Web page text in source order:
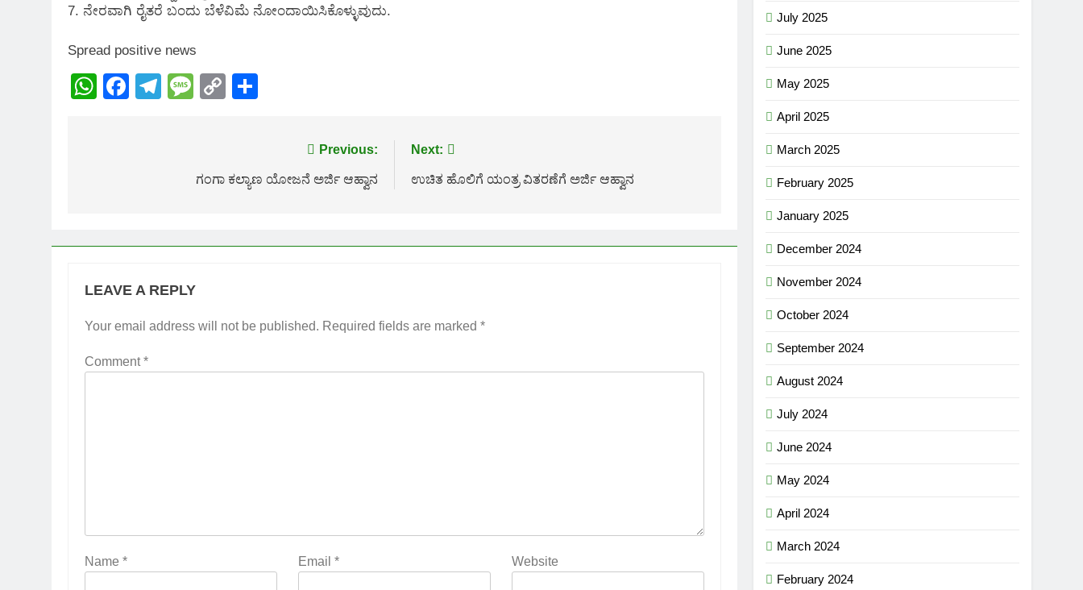
7. ನೇರವಾಗಿ ರೈತರೆ ಬಂದು ಬೆಳೆವಿಮೆ ನೋಂದಾಯಿಸಿಕೊಳ್ಳುವುದು.
Spread positive news
WhatsApp
Facebook
Telegram
Message
Copy
Previous:
ಗಂಗಾ ಕಲ್ಯಾಣ ಯೋಜನೆ ಅರ್ಜಿ ಆಹ್ವಾನ
Next:
ಉಚಿತ ಹೊಲಿಗೆ ಯಂತ್ರ ವಿತರಣೆಗೆ ಅರ್ಜಿ ಆಹ್ವಾನ
LEAVE A REPLY
Your email address will not be published. Required fields are marked *
Comment*
Name * Email* Website
July 2025
June 2025
May 2025
April 2025
March 2025
February 2025
January 2025
December 2024
November 2024
October 2024
September 2024
August 2024
July 2024
June 2024
May 2024
April 2024
March 2024
February 2024